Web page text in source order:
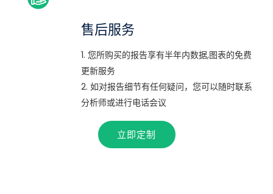
售后服务
1. 您所购买的报告享有半年内数据,图表的免费
更新服务
2. 如对报告细节有任何疑问，您可以随时联系
分析师或进行电话会议
立即定制